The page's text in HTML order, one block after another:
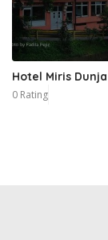
Hotel Miris Dunja
0 Rating